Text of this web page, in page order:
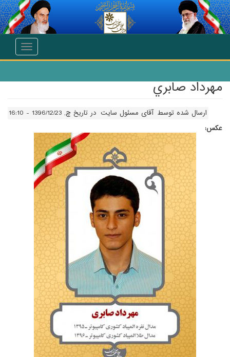
انتقال به محتوای اصلی
Toggle
مهرداد صابري
ارسال شده توسط آقای مسئول سایت در تاریخ چ, 1396/12/23 - 16:10
عکس: